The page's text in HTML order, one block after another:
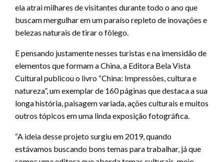
ela atrai milhares de visitantes durante todo o ano que
buscam mergulhar em um paraíso repleto de inovações e
belezas naturais de tirar o fôlego.
E pensando justamente nesses turistas e na imensidão de
elementos que formam a China, a Editora Bela Vista
Cultural publicou o livro “China: Impressões, cultura e
natureza”, um exemplar de 160 páginas que destaca a sua
longa história, paisagem variada, ações culturais e muitos
outros tópicos em uma linda exposição fotográfica.
“A ideia desse projeto surgiu em 2019, quando
estávamos buscando bons temas para trabalhar, já que